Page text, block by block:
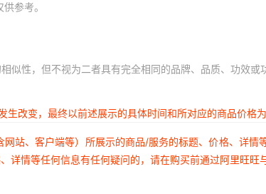
参考。
性，但不视为二者具有完全相同的品牌、品质、功效或
改变，最终以前述展示的具体时间和所对应的商品价格为
站、客户端等）所展示的商品/服务的标题、价格、详
情等任何信息有任何疑问的，请在购买前通过阿里旺